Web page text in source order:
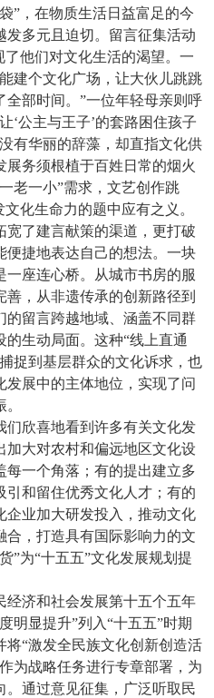
”，在物质生活日益富足的今
发多元且迫切。留言征集活动
了他们对文化生活的渴望。一
建个文化广场，让大伙儿跳跳
部时间。”一位年轻母亲则呼
‘公主与王子’的套路困住孩子
有华丽的辞藻，却直指文化供
务须根植于百姓日常的烟火
老一小”需求，文艺创作跳
化生命力的题中应有之义。
宽了建言献策的渠道，更打破
便捷地表达自己的想法。一块
座连心桥。从城市书房的服
，从非遗传承的创新路径到
的留言跨越地域、涵盖不同群
生动局面。这种“线上直通
捉到基层群众的文化诉求，也
展中的主体地位，实现了问
们欣喜地看到许多有关文化发
加大对农村和偏远地区文化设
一个角落；有的提出建立多
引和留住优秀文化人才；有的
企业加大研发投入，推动文化
，打造具有国际影响力的文
”为“十五五”文化发展规划提
经济和社会发展第十五个五年
明显提升”列入“十五五”时期
“激发全民族文化创新创造活
为战略任务进行专章部署，为
。通过意见征集，广泛听取民